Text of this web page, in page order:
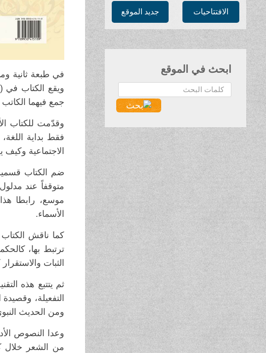
الافتتاحيات جديد الموقع
ابحث في الموقع
البحث...
في طبعة ثانية
جمع فيهما الكاتب
وقدّمت للكتاب
فقط بداية
الاجتماعية
ضم الكتاب
متوقفاً عند
موسع، رابطا
الأسماء.
كما ناقش الكتاب
ترتبط بها،
الثبات
ثم يتتبع هذه
التفعيلة،
ومن الحديث
وعدا النصوص
من الشعر خلال